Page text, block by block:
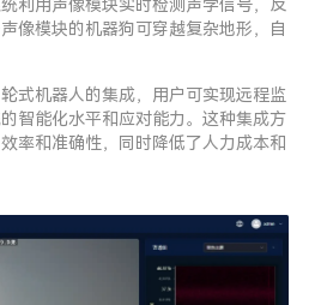
利用声像模块实时检测声学信号，反
像模块的机器狗可穿越复杂地形，自
式机器人的集成，用户可实现远程监
智能化水平和应对能力。这种集成方
率和准确性，同时降低了人力成本和